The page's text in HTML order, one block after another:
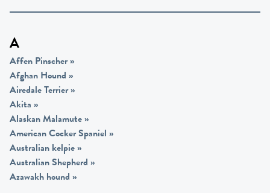
A
Affen Pinscher»
Afghan Hound »
Airedale Terrier»
Akita »
Alaskan Malamute»
American Cocker Spaniel »
Australian kelpie»
Australian Shepherd »
Azawakh hound »